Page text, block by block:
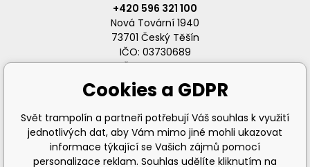
+420 596 321 100
Nová Tovární 1940
73701 Český Těšín
IČO: 03730689
DIČ: CZ03730689
info@svet-trampolin.cz
Cookies a GDPR
Svět trampolín a partneři potřebují Váš souhlas k využití
jednotlivých dat, aby Vám mimo jiné mohli ukazovat
informace týkající se Vašich zájmů pomocí
personalizace reklam. Souhlas udělíte kliknutím na